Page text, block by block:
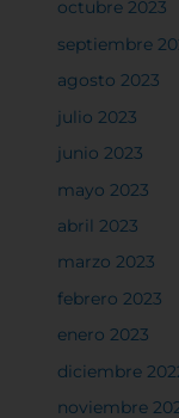
octubre 2023
septiembre
agosto 2023
julio 2023
junio 2023
mayo 2023
abril 2023
marzo 2023
febrero 2023
enero 2023
diciembre
noviembre